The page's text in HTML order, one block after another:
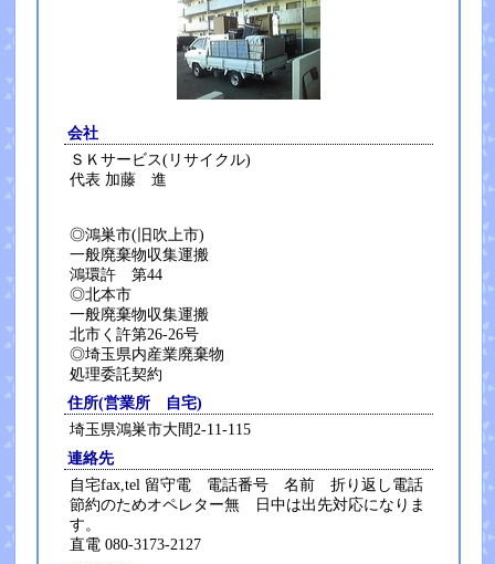
会社
ＳＫサービス(リサイクル)
代表 加藤 進
◎鴻巣市(旧吹上市)
一般廃棄物収集運搬
鴻環許 第44
◎北本市
一般廃棄物収集運搬
北市く許第26-26号
◎埼玉県内産業廃棄物
処理委託契約
住所(営業所 自宅)
埼玉県鴻巣市大間2-11-115
連絡先
自宅fax,tel 留守電 電話番号 名前 折り返し電話
節約のためオペレター無 日中は出先対応になりま
す。
直電 080-3173-2127